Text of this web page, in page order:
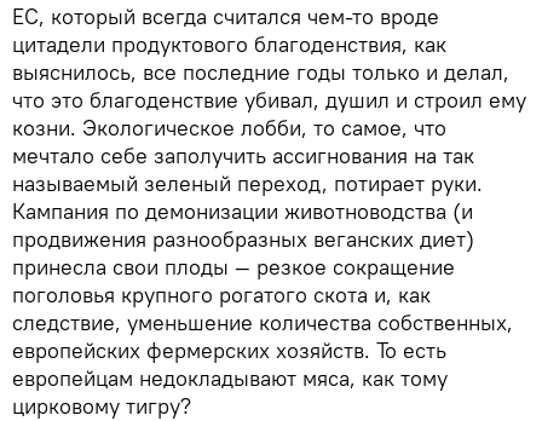
ЕС, который всегда считался чем-то вроде
цитадели продуктового благоденствия, как
выяснилось, все последние годы только и делал,
что это благоденствие убивал, душил и строил ему
козни. Экологическое лобби, то самое, что
мечтало себе заполучить ассигнования на так
называемый зеленый переход, потирает руки.
Кампания по демонизации животноводства (и
продвижения разнообразных веганских диет)
принесла свои плоды — резкое сокращение
поголовья крупного рогатого скота и, как
следствие, уменьшение количества собственных,
европейских фермерских хозяйств. То есть
европейцам недокладывают мяса, как тому
цирковому тигру?